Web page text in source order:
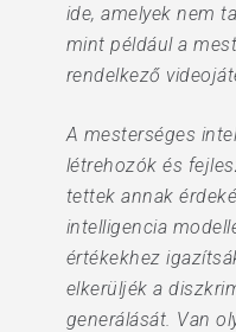
ide, amelyek nem
mint például a
rendelkező
A mesterséges
létrehozók és
tettek annak
intelligencia
értékekhez
elkerüljék a
generálását. Van